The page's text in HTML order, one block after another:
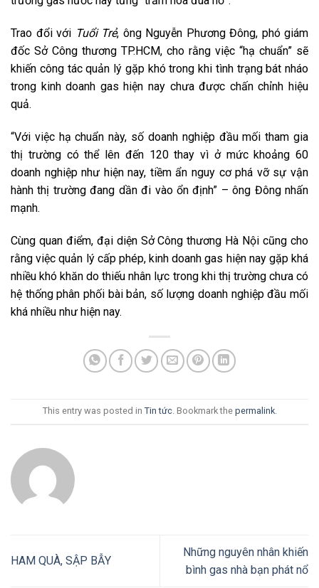
Trao đổi với Tuổi Trẻ, ông Nguyễn Phương Đông, phó giám
đốc Sở Công thương TP.HCM, cho rằng việc “hạ chuẩn” sẽ
khiến công tác quản lý gặp khó trong khi tình trạng bát nháo
trong kinh doanh gas hiện nay chưa được chấn chỉnh hiệu
quả.
“Với việc hạ chuẩn này, số doanh nghiệp đầu mối tham gia
thị trường có thể lên đến 120 thay vì ở mức khoảng 60
doanh nghiệp như hiện nay, tiềm ẩn nguy cơ phá vỡ sự vận
hành thị trường đang dần đi vào ổn định” – ông Đông nhấn
mạnh.
Cùng quan điểm, đại diện Sở Công thương Hà Nội cũng cho
rằng việc quản lý cấp phép, kinh doanh gas hiện nay gặp khá
nhiều khó khăn do thiếu nhân lực trong khi thị trường chưa có
hệ thống phân phối bài bản, số lượng doanh nghiệp đầu mối
khá nhiều như hiện nay.
This entry was posted in Tin tức. Bookmark the permalink.
HAM QUÀ, SẬP BẪY
Những nguyên nhân khiến
bình gas nhà bạn phát nổ